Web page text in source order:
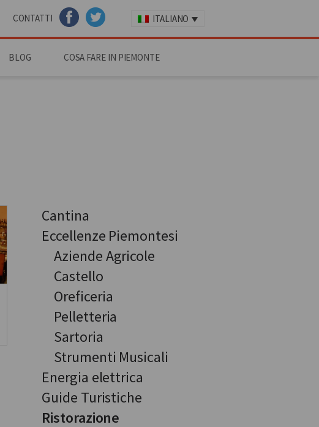
CONTATTI
FACEBOOKTWITTER
ITALIANO
BLOG COSA FARE IN PIEMONTE
Cantina
Eccellenze Piemontesi
Aziende Agricole
Castello
Oreficeria
Pelletteria
Sartoria
Strumenti Musicali
Energia elettrica
Guide Turistiche
Ristorazione